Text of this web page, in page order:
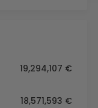
19,294,107 €
18,571,593 €